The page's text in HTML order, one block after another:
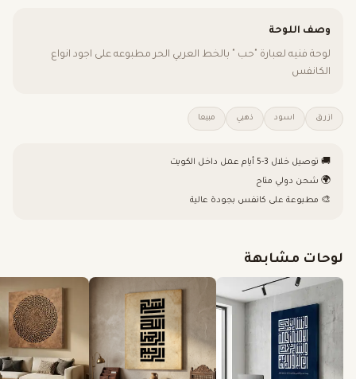
وصف اللوحة
لوحة فنيه لعبارة "حب " بالخط العربي الحر مطبوعه على اجود انواع
الكانفس
ازرق اسود ذهبي مبيعا
🚚 توصيل خلال 3-5 أيام عمل داخل الكويت
🌍 شحن دولي متاح
🎨 مطبوعة على كانفس بجودة عالية
لوحات مشابهة